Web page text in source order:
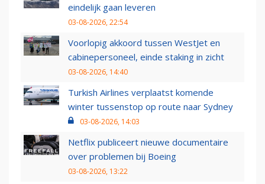
eindelijk gaan leveren
03-08-2026, 22:54
Voorlopig akkoord tussen WestJet en
cabinepersoneel, einde staking in zicht
03-08-2026, 14:40
Turkish Airlines verplaatst komende
winter tussenstop op route naar Sydney
03-08-2026, 14:03
Netflix publiceert nieuwe documentaire
over problemen bij Boeing
03-08-2026, 13:22